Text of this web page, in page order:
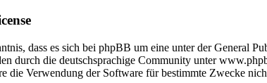
dass es sich bei phpBB um eine unter der General
durch die deutschsprachige Community unter
die Verwendung der Software für bestimmte Zwecke